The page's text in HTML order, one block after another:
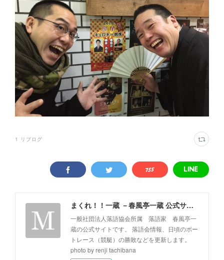
1 リブログ
まくれ！！一蔵 －春風亭一蔵 公式サイト－
一般社団法人落語協会所属 落語家 春風亭一
蔵の公式サイトです。 落語会情報、日頃のボー
トレース（競艇）の勝敗などを更新します。
photo by renji tachibana